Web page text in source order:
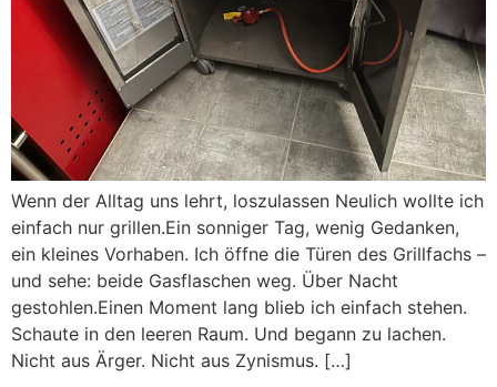
Wenn der Alltag uns lehrt, loszulassen Neulich wollte ich
einfach nur grillen.Ein sonniger Tag, wenig Gedanken,
ein kleines Vorhaben. Ich öffne die Türen des Grillfachs –
und sehe: beide Gasflaschen weg. Über Nacht
gestohlen.Einen Moment lang blieb ich einfach stehen.
Schaute in den leeren Raum. Und begann zu lachen.
Nicht aus Ärger. Nicht aus Zynismus. […]